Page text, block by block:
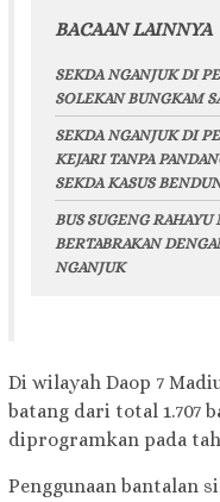
BACAAN LAINNYA
SEKDA NGANJUK DI
SOLEKAN BUNGKAM
SEKDA NGANJUK DI
KEJARI TANPA
SEKDA KASUS
BUS SUGENG
BERTABRAKAN
NGANJUK
Di wilayah Daop 7
batang dari total 1.707
diprogramkan pada
Penggunaan bantalan